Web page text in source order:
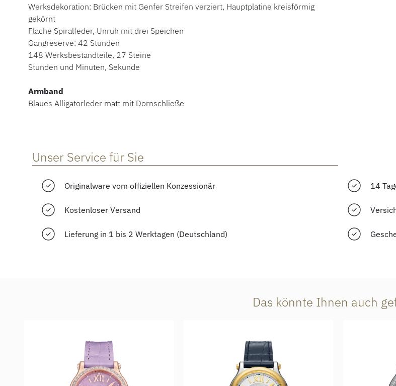
Werksdekoration: Brücken mit Genfer Streifen verziert, Hauptplatine kreisförmig
gekörnt
Flache Spiralfeder, Unruh mit drei Speichen
Gangreserve: 42 Stunden
148 Werksbestandteile, 27 Steine
Stunden und Minuten, Sekunde
Armband
Blaues Alligatorleder matt mit Dornschließe
Unser Service für Sie
Originalware vom offiziellen Konzessionär 14
Kostenloser Versand
Lieferung in 1 bis 2 Werktagen (Deutschland)
Das könnte Ihnen auch